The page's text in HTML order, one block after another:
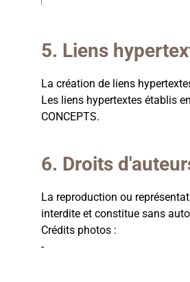
Liens
La création de liens
Les liens hypertextes établis
CONCEPTS.
Droits
La reproduction ou
interdite et constitue sans
Crédits photos :
-